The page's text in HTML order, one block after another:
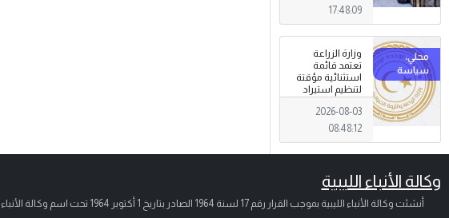
17:48:09
وزارة الزراعة
تعتمد قائمة
استثنائية مؤقتة
لتنظيم استيراد
وتداول المبيدات
الزراعية
2026-08-03
08:48:12
وكالة الأنباء الليبية
أنشئت وكالة الأنباء الليبية بموجب القرار رقم 17 لسنة 1964 الصادر بتاريخ 1 أكتوبر 1964 تحت اسم وكالة الأنباء